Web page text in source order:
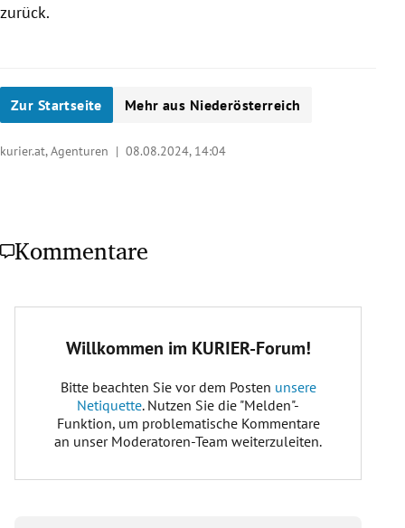
zurück.
Zur Startseite Mehr aus Niederösterreich
kurier.at, Agenturen | 08.08.2024, 14:04
Kommentare